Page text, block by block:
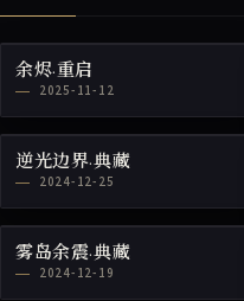
余烬·重启
2025-11-12
逆光边界·典藏
2024-12-25
雾岛余震·典藏
2024-12-19